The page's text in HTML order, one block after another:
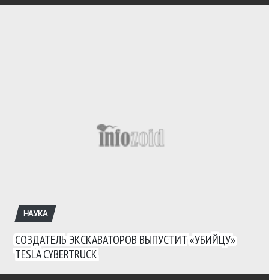
НАУКА
СОЗДАТЕЛЬ ЭКСКАВАТОРОВ ВЫПУСТИТ «УБИЙЦУ»
TESLA CYBERTRUCK